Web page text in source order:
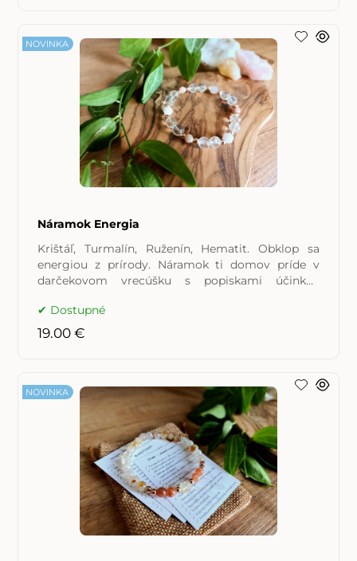
Náramok Energia
Krištáľ, Turmalín, Ruženín, Hematit. Obklop sa
energiou z prírody. Náramok ti domov príde v
darčekovom vrecúšku s popiskami účinkov
NOVINKA
Dostupné
19.00 €
NOVINKA